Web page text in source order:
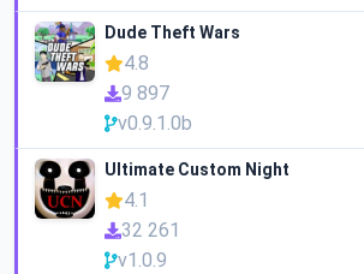
Dude Theft Wars
4.8
9 897
v0.9.1.0b
Ultimate Custom Night
4.1
32 261
v1.0.9